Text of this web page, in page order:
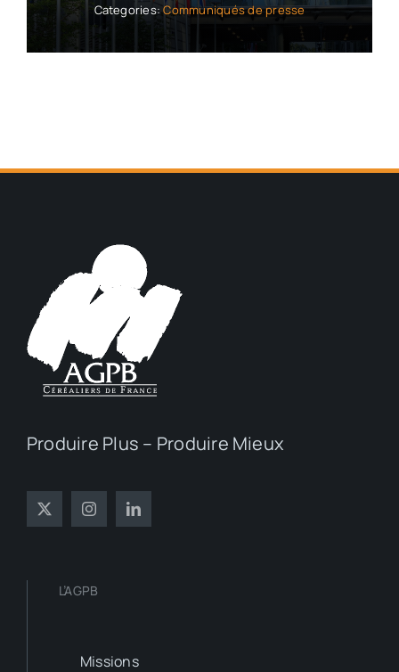
Categories:Communiqués de presse
Produire Plus – Produire Mieux
L’AGPB
Missions